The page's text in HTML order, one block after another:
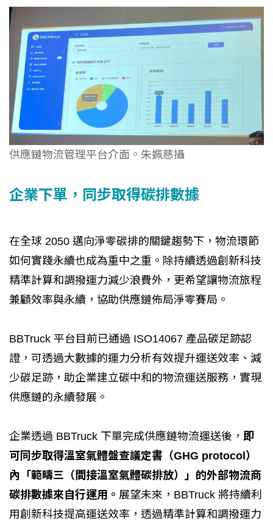
供應鏈物流管理平台介面。朱姵慈攝
企業下單，同步取得碳排數據
在全球 2050 邁向淨零碳排的關鍵趨勢下，物流環節
如何實踐永續也成為重中之重。除持續透過創新科技
精準計算和調撥運力減少浪費外，更希望讓物流旅程
兼顧效率與永續，協助供應鏈佈局淨零賽局。
BBTruck 平台目前已通過 ISO14067 產品碳足跡認
證，可透過大數據的運力分析有效提升運送效率、減
少碳足跡，助企業建立碳中和的物流運送服務，實現
供應鏈的永續發展。
企業透過 BBTruck 下單完成供應鏈物流運送後， 即
可同步取得溫室氣體盤查議定書（GHG protocol）
內「範疇三（間接溫室氣體碳排放）」的外部物流商
碳排數據來自行運用。 展望未來，BBTruck 將持續利
用創新科技提高運送效率，透過精準計算和調撥運力